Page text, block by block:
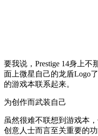
要我说，Prestige 14身上
面上微星自己的龙盾Logo
的游戏本联系起来。
为创作而武装自己
虽然很难不联想到游戏本
创意人士而言至关重要的